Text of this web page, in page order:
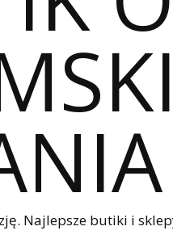
Najlepsze butiki i